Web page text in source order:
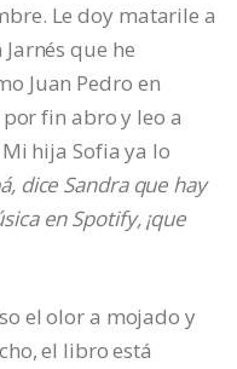
Le doy matarile a
que he
Juan Pedro en
fin abro y leo a
hija Sofia ya lo
dice Sandra que hay
en Spotify, ¡que
el olor a mojado y
el libro está